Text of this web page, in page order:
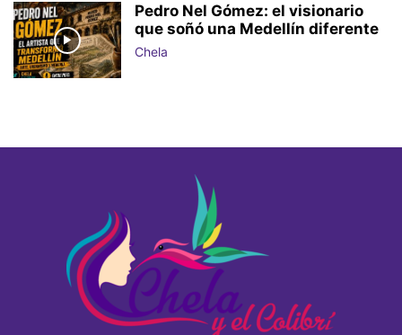
Pedro Nel Gómez: el visionario
que soñó una Medellín diferente
Chela